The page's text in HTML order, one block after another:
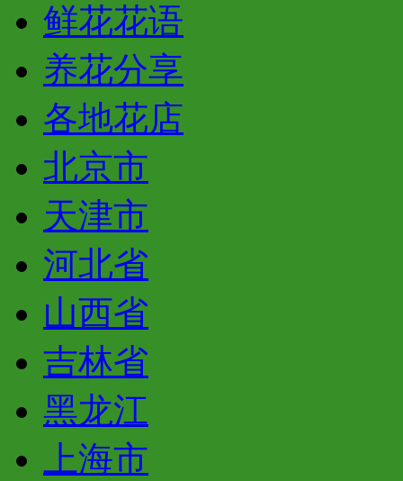
鲜花花语
养花分享
各地花店
北京市
天津市
河北省
山西省
吉林省
黑龙江
上海市